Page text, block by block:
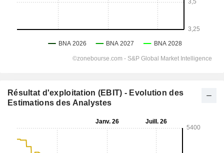
Résultat d'exploitation (EBIT) - Evolution des
Estimations des Analystes